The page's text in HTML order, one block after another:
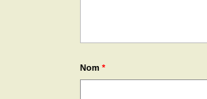
Nom *